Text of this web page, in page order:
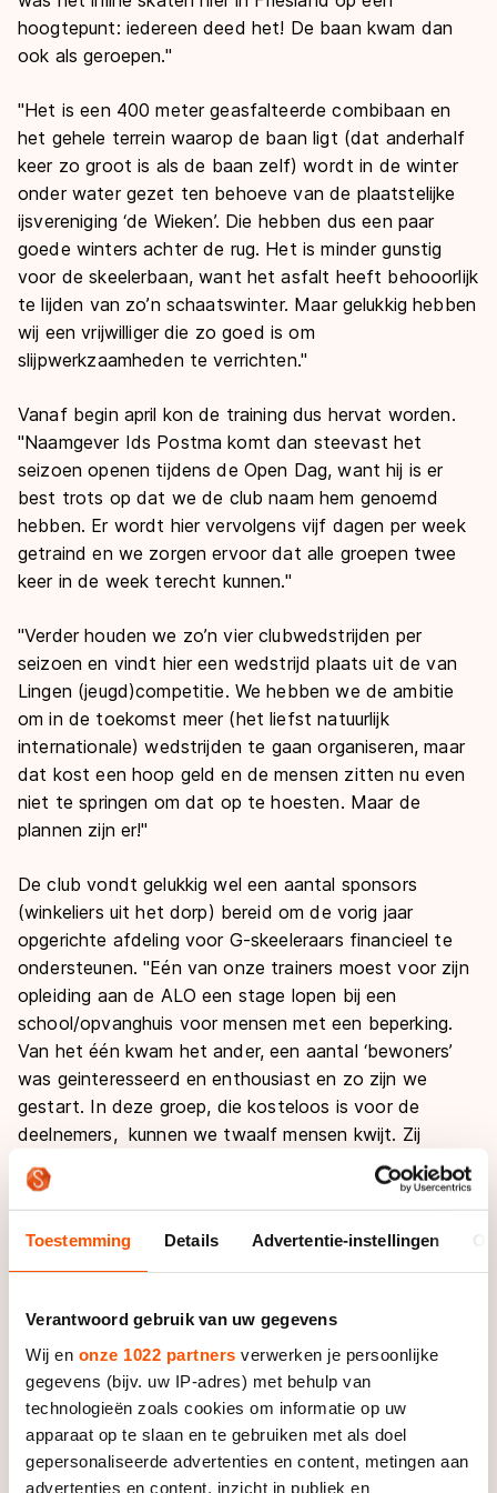
Toestemming Details Advertentie-instellingen
Verantwoord gebruik van uw gegevens
Wij en onze 1022 partners verwerken je persoonlijke
gegevens (bijv. uw IP-adres) met behulp van
technologieën zoals cookies om informatie op uw
apparaat op te slaan en te gebruiken met als doel
gepersonaliseerde advertenties en content, metingen aan
advertenties en content, inzicht in publiek en
hoogtepunt: iedereen deed het! De baan kwam dan
ook als geroepen."
"Het is een 400 meter geasfalteerde combibaan en
het gehele terrein waarop de baan ligt (dat anderhalf
keer zo groot is als de baan zelf) wordt in de winter
onder water gezet ten behoeve van de plaatstelijke
ijsvereniging ‘de Wieken’. Die hebben dus een paar
goede winters achter de rug. Het is minder gunstig
voor de skeelerbaan, want het asfalt heeft behooorlijk
te lijden van zo’n schaatswinter. Maar gelukkig hebben
wij een vrijwilliger die zo goed is om
slijpwerkzaamheden te verrichten."
Vanaf begin april kon de training dus hervat worden.
"Naamgever Ids Postma komt dan steevast het
seizoen openen tijdens de Open Dag, want hij is er
best trots op dat we de club naam hem genoemd
hebben. Er wordt hier vervolgens vijf dagen per week
getraind en we zorgen ervoor dat alle groepen twee
keer in de week terecht kunnen."
"Verder houden we zo’n vier clubwedstrijden per
seizoen en vindt hier een wedstrijd plaats uit de van
Lingen (jeugd)competitie. We hebben we de ambitie
om in de toekomst meer (het liefst natuurlijk
internationale) wedstrijden te gaan organiseren, maar
dat kost een hoop geld en de mensen zitten nu even
niet te springen om dat op te hoesten. Maar de
plannen zijn er!"
De club vondt gelukkig wel een aantal sponsors
(winkeliers uit het dorp) bereid om de vorig jaar
opgerichte afdeling voor G-skeeleraars financieel te
ondersteunen. "Eén van onze trainers moest voor zijn
opleiding aan de ALO een stage lopen bij een
school/opvanghuis voor mensen met een beperking.
Van het één kwam het ander, een aantal ‘bewoners’
was geinteresseerd en enthousiast en zo zijn we
gestart. In deze groep, die kosteloos is voor de
deelnemers, kunnen we twaalf mensen kwijt. Zij
hebben natuurlijk wel een wat intersievere begeleiding
nodig dan onze andere trainingsgroepen, maar we zijn
– op één persoon na - vol. En een plezier dat ze
hebben!"
zorgen te maken. "We zien door het jaar heen een
soort golfbeweging: in oktober/november, aan het
eind van het seizoen, zeggen wat mensen af en die
komen er in deze tijd van het jaar weer bij. Dat wil
natuurlijk niet zeggen dat we verder niet aan werving
hoeven te doen. Daarin zijn we juist, met name op de